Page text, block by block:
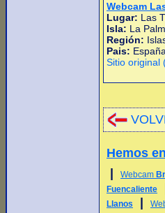
Webcam
Lugar: Las
Isla: La
Región:
Pais: España
Sitio original
Hemos
Webcam
Fuencaliente
Llanos